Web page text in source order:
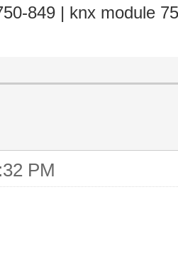
849 | knx module
PM